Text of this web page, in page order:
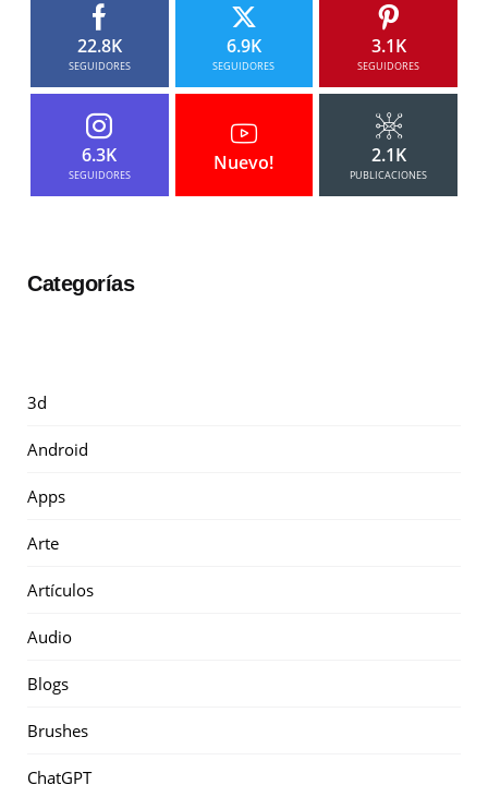
22.8K
SEGUIDORES
6.9K
SEGUIDORES
3.1K
SEGUIDORES
6.3K
SEGUIDORES
Nuevo! 2.1K
PUBLICACIONES
Categorías
3d
Android
Apps
Arte
Artículos
Audio
Blogs
Brushes
ChatGPT